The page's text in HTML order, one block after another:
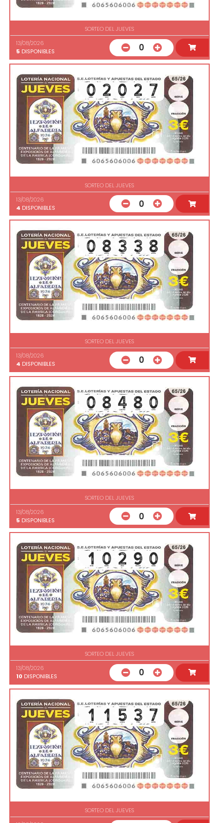
SORTEO DEL JUEVES
13/08/2026
5 DISPONIBLES 0
SORTEO DEL JUEVES
13/08/2026
4 DISPONIBLES 0
SORTEO DEL JUEVES
13/08/2026
4 DISPONIBLES 0
SORTEO DEL JUEVES
13/08/2026
5 DISPONIBLES 0
SORTEO DEL JUEVES
13/08/2026
10 DISPONIBLES 0
SORTEO DEL JUEVES